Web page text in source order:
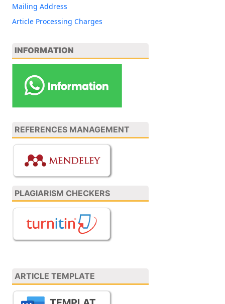
Mailing Address
Article Processing Charges
INFORMATION
REFERENCES MANAGEMENT
PLAGIARISM CHECKERS
ARTICLE TEMPLATE